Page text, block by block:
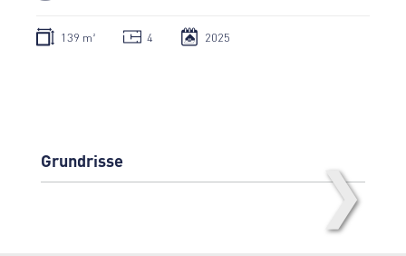
139 m² 4 2025
Grundrisse
Grundriss-WE-6.B.5 ❯